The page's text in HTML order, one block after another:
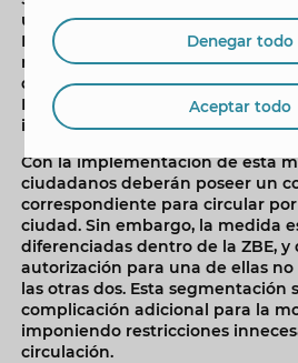
un plan de movilidad que viene
Bruselas, tal como se menciona
modificación: “Es inconcebible
directamente a la vida diaria de
Benidorm sea dictado desde
internacionales, desconectados
Con la implementación de esta
ciudadanos deberán poseer un
correspondiente para circular
ciudad. Sin embargo, la medida
diferenciadas dentro de la ZBE,
autorización para una de ellas
las otras dos. Esta segmentación
complicación adicional para la
imponiendo restricciones
circulación.
Denegar todo
Aceptar todo